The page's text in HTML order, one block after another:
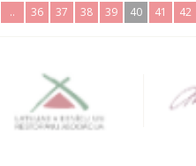
.. 36 37 38 39 40 41 42